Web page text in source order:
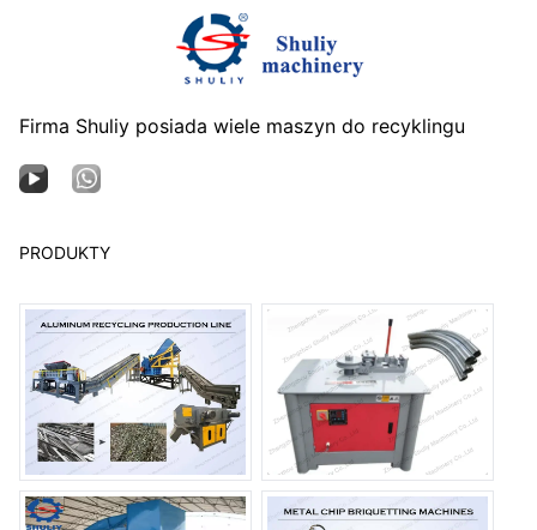
Firma Shuliy posiada wiele maszyn do recyklingu
PRODUKTY